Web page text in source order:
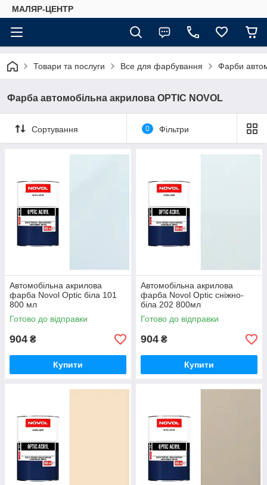
МАЛЯР-ЦЕНТР
Товари та послуги Все для фарбування Фарби
Фарба автомобільна акрилова OPTIC NOVOL
Сортування 0 Фільтри
Автомобільна акрилова
фарба Novol Optic біла 101
800 мл
Готово до відправки
904 ₴
Купити
Автомобільна акрилова
фарба Novol Optic сніжно-
біла 202 800мл
Готово до відправки
904 ₴
Купити